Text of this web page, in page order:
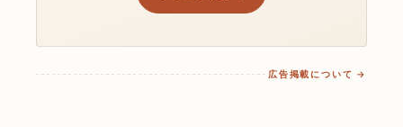
広告掲載について →